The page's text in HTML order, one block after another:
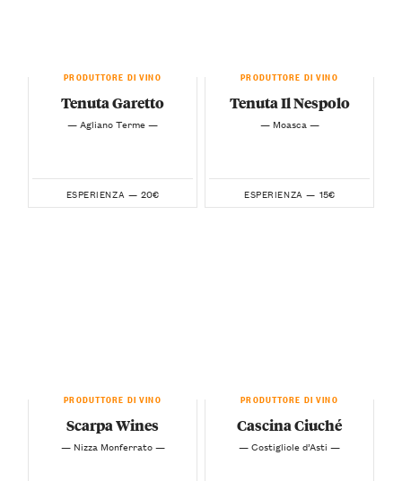
PRODUTTORE DI VINO
Tenuta Garetto
— Agliano Terme —
ESPERIENZA — 20€
PRODUTTORE DI VINO
Tenuta Il Nespolo
— Moasca —
ESPERIENZA — 15€
PRODUTTORE DI VINO
Scarpa Wines
— Nizza Monferrato —
PRODUTTORE DI VINO
Cascina Ciuché
— Costigliole d’Asti —